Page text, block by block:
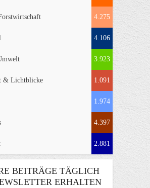
4.275
4.106
3.923
& Lichtblicke 1.091
1.974
4.397
2.881
BEITRÄGE TÄGLICH
ERHALTEN